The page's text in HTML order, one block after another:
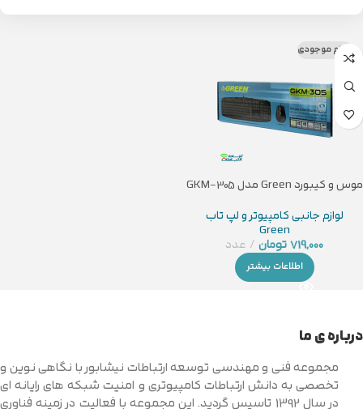
اتمام موجودی
موس و کیبورد Green مدل GKM-305
لوازم جانبی کامپیوتر و لپ تاب
Green
719,000تومان عدد
اطلاعات بیشتر
درباره ی ما
مجموعه فنی و مهندسی توسعه ارتباطات نیشابور با نگاهی نوین و
تخصصی به دانش ارتباطات کامپیوتری و امنیت شبکه های رایانه ای
در سال 1392 تاسیس گردید. این مجموعه با فعالیت در زمینه فناوری